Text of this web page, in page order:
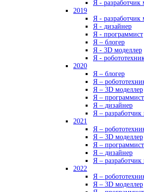
Я -
2019
Я -
Я - дизайнер
Я - программист
Я – блогер
Я - 3D моделлер
Я -
2020
Я – блогер
Я –
Я – 3D моделлер
Я – программист
Я – дизайнер
Я –
2021
Я –
Я – 3D моделлер
Я – программист
Я – дизайнер
Я –
2022
Я –
Я – 3D моделлер